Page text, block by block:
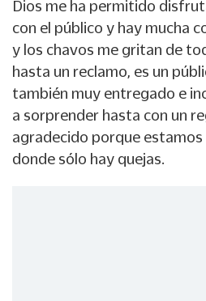
Dios me ha permitido
con el público y hay mucha
y los chavos me gritan de
hasta un reclamo, es un
también muy entregado e
a sorprender hasta con un
agradecido porque estamos
donde sólo hay quejas.